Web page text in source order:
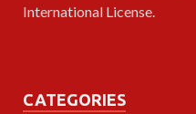
International License.
CATEGORIES